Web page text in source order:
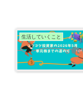
生活していくこと